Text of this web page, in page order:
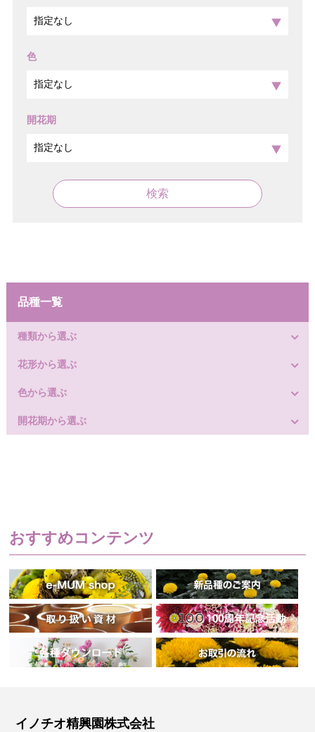
色
開花期
検索
品種一覧
種類から選ぶ
花形から選ぶ
色から選ぶ
開花期から選ぶ
おすすめコンテンツ
イノチオ精興園株式会社